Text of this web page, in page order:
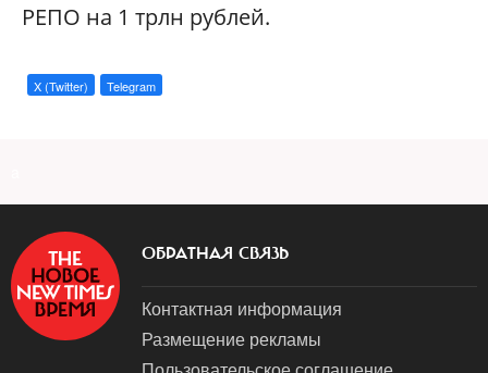
РЕПО на 1 трлн рублей.
X (Twitter) Telegram
ОБРАТНАЯ СВЯЗЬ
Контактная информация
Размещение рекламы